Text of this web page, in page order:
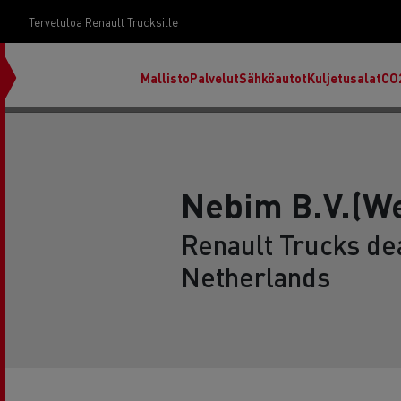
Tervetuloa Renault Trucksille
MallistoPalvelutSähköautotKuljetusalat
Nebim
Renault Trucks
Netherlands